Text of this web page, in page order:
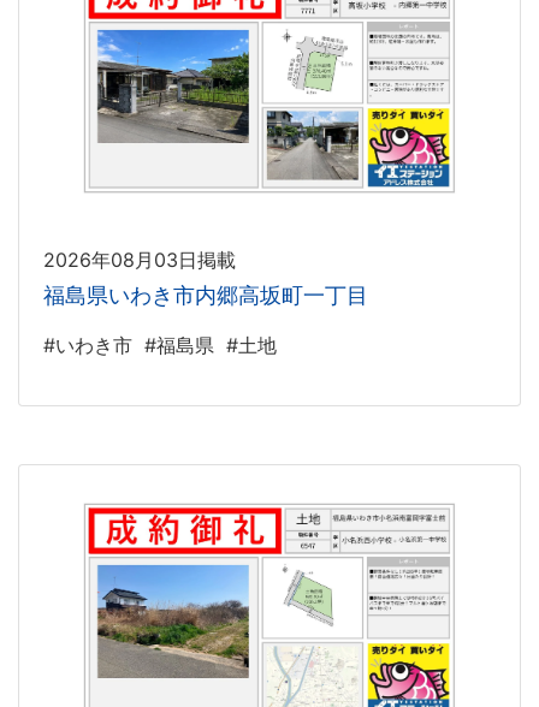
2026年08月03日掲載
福島県いわき市内郷高坂町一丁目
#いわき市 #福島県 #土地